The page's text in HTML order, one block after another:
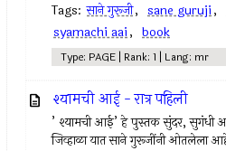
Tags: साने गुरूजी, sane guruji,
syamachi aai, book
Type: PAGE | Rank: 1 | Lang: mr
श्यामची आई - रात्र पहिली
’ श्यामची आई’ हे पुस्तक सुंदर, सुगंधी
जिव्हाळा यात साने गुरूजींनी ओतलेला